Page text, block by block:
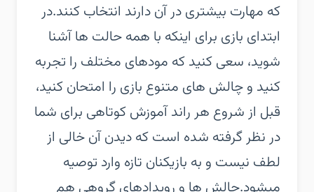
که مهارت بیشتری در آن دارند انتخاب کنند.در
ابتدای بازی برای اینکه با همه حالت ها آشنا
شوید، سعی کنید که مودهای مختلف را تجربه
کنید و چالش های متنوع بازی را امتحان کنید،
قبل از شروع هر راند آموزش کوتاهی برای شما
در نظر گرفته شده است که دیدن آن خالی از
لطف نیست و به بازیکنان تازه وارد توصیه